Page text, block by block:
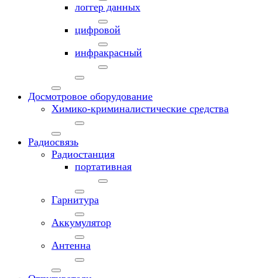
логгер данных
цифровой
инфракрасный
Досмотровое оборудование
Химико-криминалистические средства
Радиосвязь
Радиостанция
портативная
Гарнитура
Аккумулятор
Антенна